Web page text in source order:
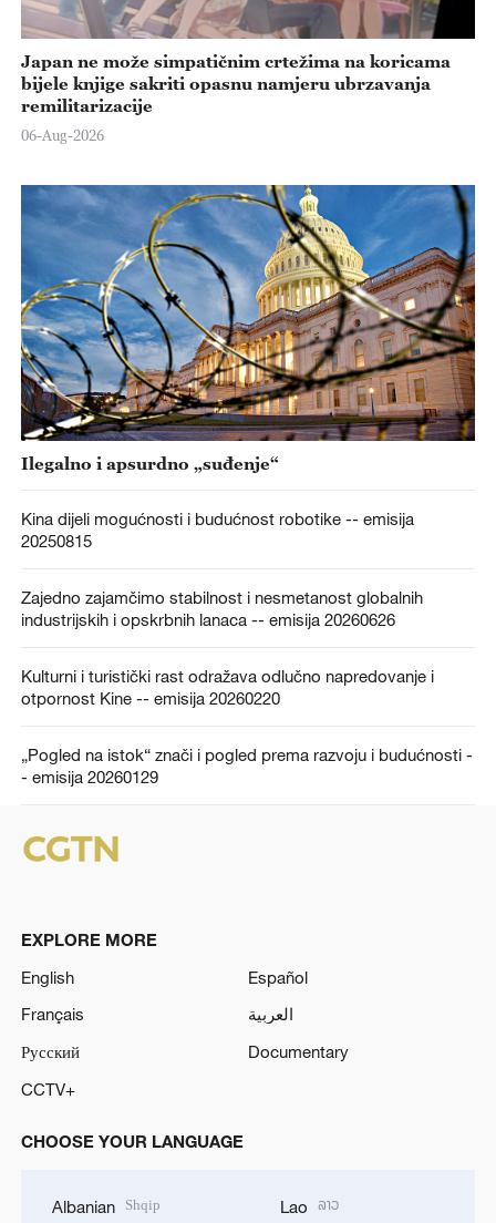
Japan ne može simpatičnim crtežima na koricama
bijele knjige sakriti opasnu namjeru ubrzavanja
remilitarizacije
06-Aug-2026
Ilegalno i apsurdno „suđenje“
Kina dijeli mogućnosti i budućnost robotike -- emisija
20250815
Zajedno zajamčimo stabilnost i nesmetanost globalnih
industrijskih i opskrbnih lanaca -- emisija 20260626
Kulturni i turistički rast odražava odlučno napredovanje i
otpornost Kine -- emisija 20260220
„Pogled na istok“ znači i pogled prema razvoju i budućnosti -
- emisija 20260129
EXPLORE MORE
English
Español
Français
العربية
Русский
Documentary
CCTV+
CHOOSE YOUR LANGUAGE
Albanian Shqip Lao ລາວ